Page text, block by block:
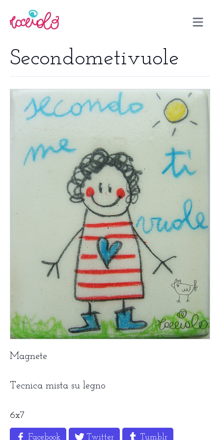
Open
Secondometivuole
Magnete
Tecnica mista su legno
6x7
Facebook Twitter Tumblr